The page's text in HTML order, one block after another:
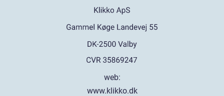
web:
www.klikko.dk